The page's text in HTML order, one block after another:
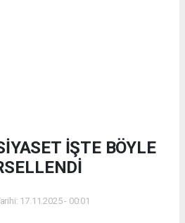
İŞTE BÖYLE
17.11.2025 - 00:01